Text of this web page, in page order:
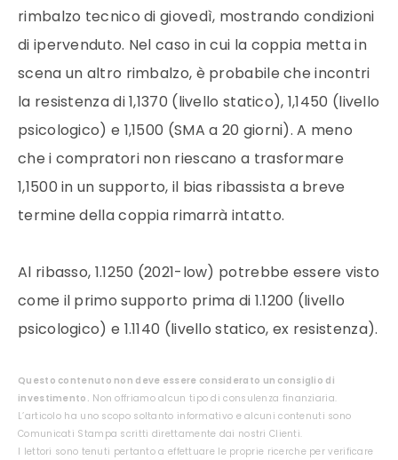
rimbalzo tecnico di giovedì, mostrando condizioni
di ipervenduto. Nel caso in cui la coppia metta in
scena un altro rimbalzo, è probabile che incontri
la resistenza di 1,1370 (livello statico), 1,1450 (livello
psicologico) e 1,1500 (SMA a 20 giorni). A meno
che i compratori non riescano a trasformare
1,1500 in un supporto, il bias ribassista a breve
termine della coppia rimarrà intatto.
Al ribasso, 1.1250 (2021-low) potrebbe essere visto
come il primo supporto prima di 1.1200 (livello
psicologico) e 1.1140 (livello statico, ex resistenza).
Questo contenuto non deve essere considerato un consiglio di
investimento. Non offriamo alcun tipo di consulenza finanziaria.
L’articolo ha uno scopo soltanto informativo e alcuni contenuti sono
Comunicati Stampa scritti direttamente dai nostri Clienti.
I lettori sono tenuti pertanto a effettuare le proprie ricerche per verificare